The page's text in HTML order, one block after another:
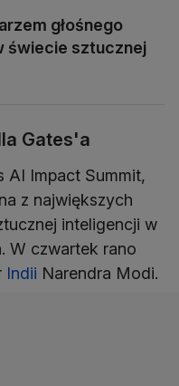
głośnego
świecie sztucznej
Gates'a
AI Impact Summit,
z największych
inteligencji w
W czwartek rano
Indii Narendra Modi.